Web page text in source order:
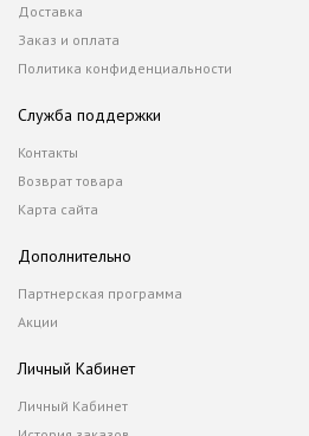
Доставка
Заказ и оплата
Политика конфиденциальности
Служба поддержки
Контакты
Возврат товара
Карта сайта
Дополнительно
Партнерская программа
Акции
Личный Кабинет
Личный Кабинет